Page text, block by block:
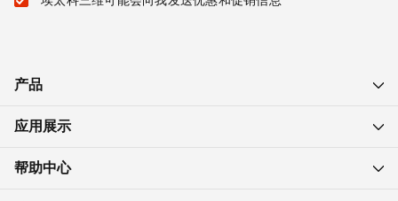
产品
应用展示
帮助中心